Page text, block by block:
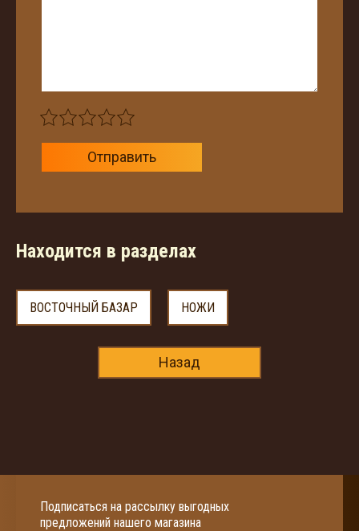
Отправить
Находится в разделах
ВОСТОЧНЫЙ БАЗАР НОЖИ
Назад
Подписаться на рассылку выгодных
предложений нашего магазина